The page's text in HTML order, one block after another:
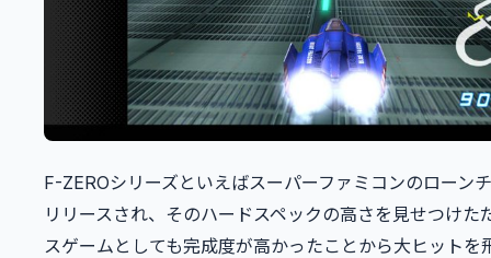
F-ZEROシリーズといえばスーパーファミコンのローン
リリースされ、そのハードスペックの高さを見せつけた
スゲームとしても完成度が高かったことから大ヒットを